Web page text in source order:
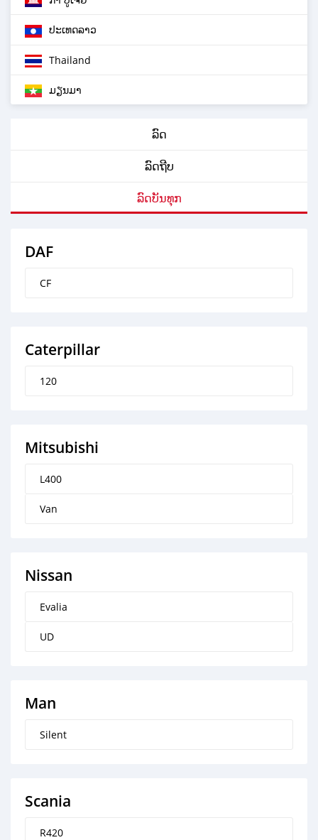
ປະເທດລາວ
Thailand
ມຽນມາ
ລົດ
ລົດຖີບ
ລົດບັນທຸກ
DAF
CF
Caterpillar
120
Mitsubishi
L400
Van
Nissan
Evalia
UD
Man
Silent
Scania
R420